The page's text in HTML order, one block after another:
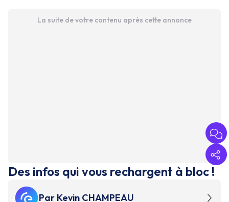
La suite de votre contenu après cette annonce
Des infos qui vous rechargent à bloc !
Par Kevin CHAMPEAU